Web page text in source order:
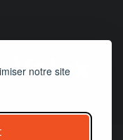
notre site